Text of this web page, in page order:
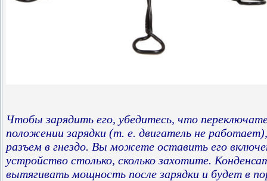
Чтобы зарядить его, убедитесь, что
положении зарядки (т. е. двигатель не
разъем в гнездо. Вы можете оставить его
устройство столько, сколько захотите.
вытягивать мощность после зарядки и будет в